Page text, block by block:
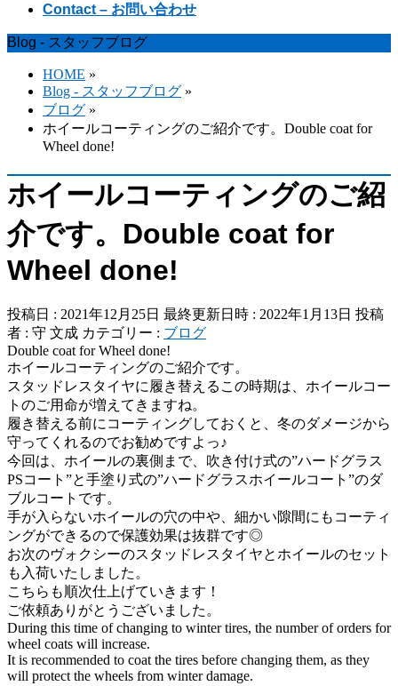
Contact – お問い合わせ
Blog - スタッフブログ
HOME »
Blog - スタッフブログ »
ブログ »
ホイールコーティングのご紹介です。Double coat for
Wheel done!
ホイールコーティングのご紹
介です。Double coat for
Wheel done!
投稿日 : 2021年12月25日 最終更新日時 : 2022年1月13日 投稿
者 : 守 文成 カテゴリー : ブログ
Double coat for Wheel done!
ホイールコーティングのご紹介です。
スタッドレスタイヤに履き替えるこの時期は、ホイールコー
トのご用命が増えてきますね。
履き替える前にコーティングしておくと、冬のダメージから
守ってくれるのでお勧めですよっ♪
今回は、ホイールの裏側まで、吹き付け式の”ハードグラス
PSコート”と手塗り式の”ハードグラスホイールコート”のダ
ブルコートです。
手が入らないホイールの穴の中や、細かい隙間にもコーティ
ングができるので保護効果は抜群です◎
お次のヴォクシーのスタッドレスタイヤとホイールのセット
も入荷いたしました。
こちらも順次仕上げていきます！
ご依頼ありがとうございました。
During this time of changing to winter tires, the number of orders for
wheel coats will increase.
It is recommended to coat the tires before changing them, as they
will protect the wheels from winter damage.